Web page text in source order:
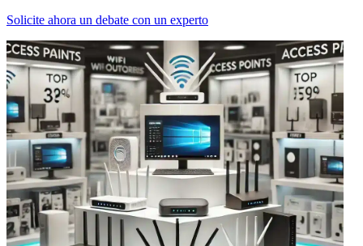
Solicite ahora un debate con un experto